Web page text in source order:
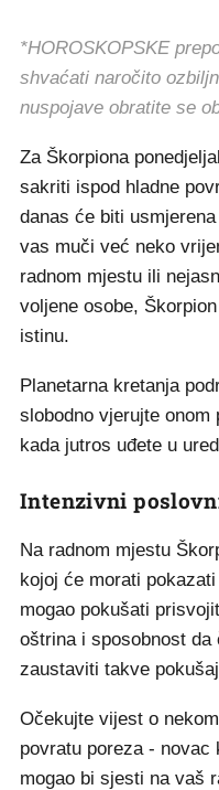
*HOROSKOPSKE
shvaćati naročito
nuspojave obratite se
Za Škorpiona
sakriti ispod hladne
danas će biti
vas muči već neko
radnom mjestu ili
voljene osobe,
istinu.
Planetarna kretanja
slobodno vjerujte
kada jutros uđete u
Intenzivni
Na radnom mjestu
kojoj će morati
mogao pokušati
oštrina i sposobnost
zaustaviti takve
Očekujte vijest o
povratu poreza -
mogao bi sjesti na vaš